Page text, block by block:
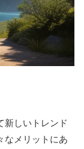
新しいトレンド
なメリットにあ